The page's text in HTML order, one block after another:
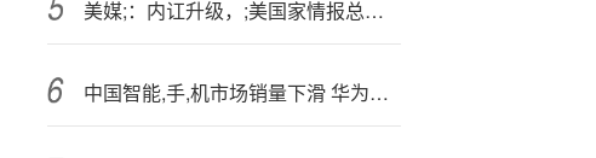
美媒;：内讧升级，;美国家情报总监公开一名卧底姓名令CIA局长措手不及
中国智能,手,机市场销量下滑 华为OPPO逆势增长